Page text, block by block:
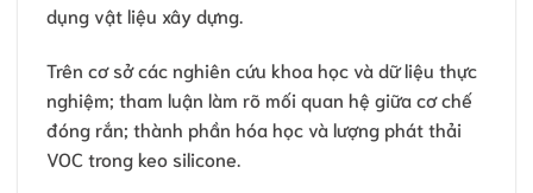
dụng vật liệu xây dựng.
Trên cơ sở các nghiên cứu khoa học và dữ liệu thực
nghiệm; tham luận làm rõ mối quan hệ giữa cơ chế
đóng rắn; thành phần hóa học và lượng phát thải
VOC trong keo silicone.